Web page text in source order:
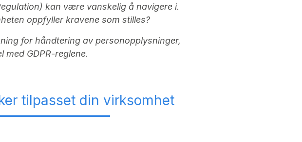
kan være vanskelig å navigere i.
oppfyller kravene som stilles?
for håndtering av personopplysninger,
med GDPR-reglene.
tilpasset din virksomhet